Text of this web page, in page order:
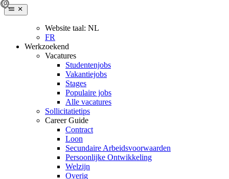
Website taal: NL
FR
Werkzoekend
Vacatures
Studentenjobs
Vakantiejobs
Stages
Populaire jobs
Alle vacatures
Sollicitatietips
Career Guide
Contract
Loon
Secundaire Arbeidsvoorwaarden
Persoonlijke Ontwikkeling
Welzijn
Overig